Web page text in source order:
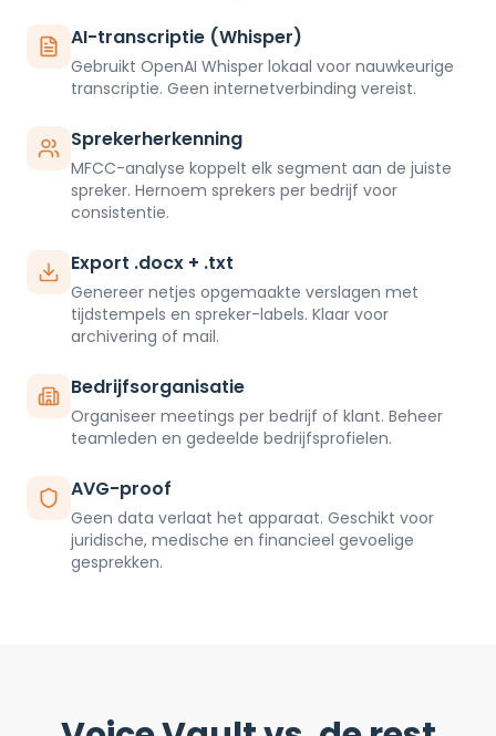
AI-transcriptie (Whisper)
Gebruikt OpenAI Whisper lokaal voor nauwkeurige
transcriptie. Geen internetverbinding vereist.
Sprekerherkenning
MFCC-analyse koppelt elk segment aan de juiste
spreker. Hernoem sprekers per bedrijf voor
consistentie.
Export .docx + .txt
Genereer netjes opgemaakte verslagen met
tijdstempels en spreker-labels. Klaar voor
archivering of mail.
Bedrijfsorganisatie
Organiseer meetings per bedrijf of klant. Beheer
teamleden en gedeelde bedrijfsprofielen.
AVG-proof
Geen data verlaat het apparaat. Geschikt voor
juridische, medische en financieel gevoelige
gesprekken.